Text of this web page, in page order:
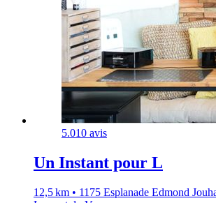
5.010 avis
Un Instant pour L
12,5 km • 1175 Esplanade Edmond